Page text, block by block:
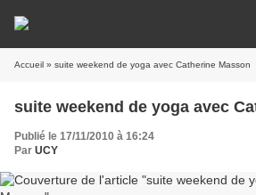
Accueil » suite weekend de yoga avec Catherine Masson
suite weekend de yoga avec
Publié le 17/11/2010 à 16:24
Par UCY